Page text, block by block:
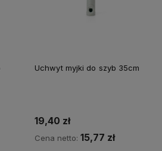
Uchwyt myjki do szyb 35cm
19,40 zł
Cena netto: 15,77 zł